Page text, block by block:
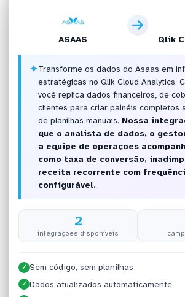
ASAAS Qlik
✦Transforme os dados do Asaas em
estratégicas no Qlik Cloud Analytics.
você replica dados financeiros, de
clientes para criar painéis completos
de planilhas manuais. Nossa
que o analista de dados, o
a equipe de operações
como taxa de conversão,
receita recorrente com
configurável.
2
integrações disponíveis
✓ Sem código, sem planilhas
✓ Dados atualizados automaticamente